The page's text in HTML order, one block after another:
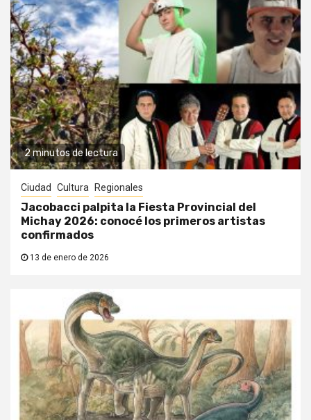
2 minutos de lectura
Ciudad Cultura Regionales
Jacobacci palpita la Fiesta Provincial del
Michay 2026: conocé los primeros artistas
confirmados
13 de enero de 2026